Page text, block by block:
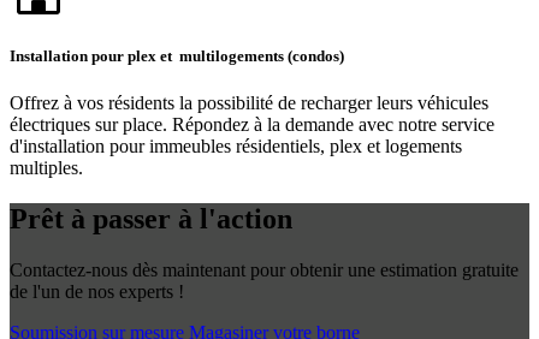
Installation pour plex et multilogements (condos)
Offrez à vos résidents la possibilité de recharger leurs véhicules
électriques sur place. Répondez à la demande avec notre service
d'installation pour immeubles résidentiels, plex et logements
multiples.
Prêt à passer à l'action
Contactez-nous dès maintenant pour obtenir une estimation gratuite
de l'un de nos experts !
Soumission sur mesure Magasiner votre borne